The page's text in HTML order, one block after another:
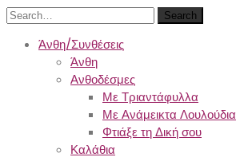
Search
Άνθη/Συνθέσεις
Άνθη
Ανθοδέσμες
Με Τριαντάφυλλα
Με Ανάμεικτα Λουλούδια
Φτιάξε τη Δική σου
Καλάθια